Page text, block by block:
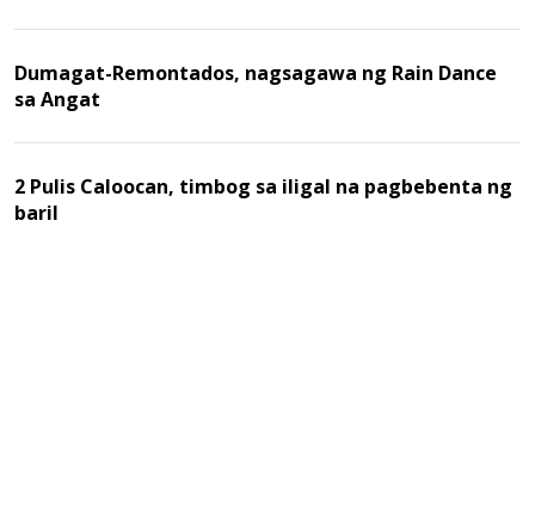
Dumagat-Remontados, nagsagawa ng Rain Dance
sa Angat
2 Pulis Caloocan, timbog sa iligal na pagbebenta ng
baril